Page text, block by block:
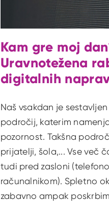
Kam gre moj
Uravnotežena
digitalnih
Naš vsakdan je
področij, katerim
pozornost. Takšna
prijatelji, šola,... Vse več
tudi pred zasloni
računalnikom). Spletno
zabavno ampak